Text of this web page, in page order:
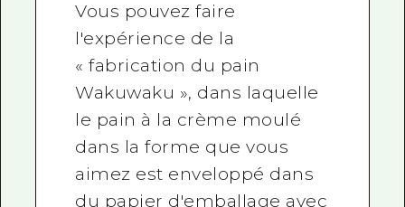
Vous pouvez faire
l'expérience de la
« fabrication du pain
Wakuwaku », dans laquelle
le pain à la crème moulé
dans la forme que vous
aimez est enveloppé dans
du papier d'emballage avec